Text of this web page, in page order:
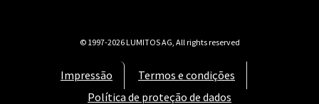
Impressão
Termos e condições
Política de proteção de dados
© 1997-2026 LUMITOS AG, All rights reserved